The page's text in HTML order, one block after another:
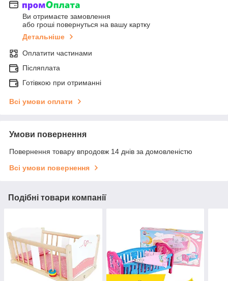
Ви отримаєте замовлення
або гроші повернуться на вашу картку
Детальніше
Оплатити частинами
Післяплата
Готівкою при отриманні
Всі умови оплати
Умови повернення
Повернення товару впродовж 14 днів за домовленістю
Всі умови повернення
Подібні товари компанії